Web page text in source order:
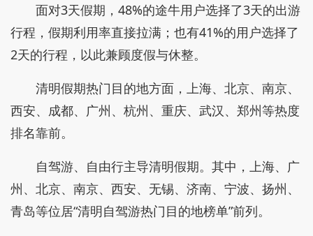
面对3天假期，48%的途牛用户选择了3天的出游
行程，假期利用率直接拉满；也有41%的用户选择了
2天的行程，以此兼顾度假与休整。
清明假期热门目的地方面，上海、北京、南京、
西安、成都、广州、杭州、重庆、武汉、郑州等热度
排名靠前。
自驾游、自由行主导清明假期。其中，上海、广
州、北京、南京、西安、无锡、济南、宁波、扬州、
青岛等位居“清明自驾游热门目的地榜单”前列。